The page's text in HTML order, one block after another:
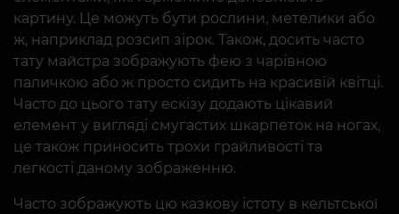
картину. Це можуть бути рослини, метелики або
ж, наприклад розсип зірок. Також, досить часто
тату майстра зображують фею з чарівною
паличкою або ж просто сидить на красивій квітці.
Часто до цього тату ескізу додають цікавий
елемент у вигляді смугастих шкарпеток на ногах,
це також приносить трохи грайливості та
легкості даному зображенню.
Часто зображують цю казкову істоту в кельтської